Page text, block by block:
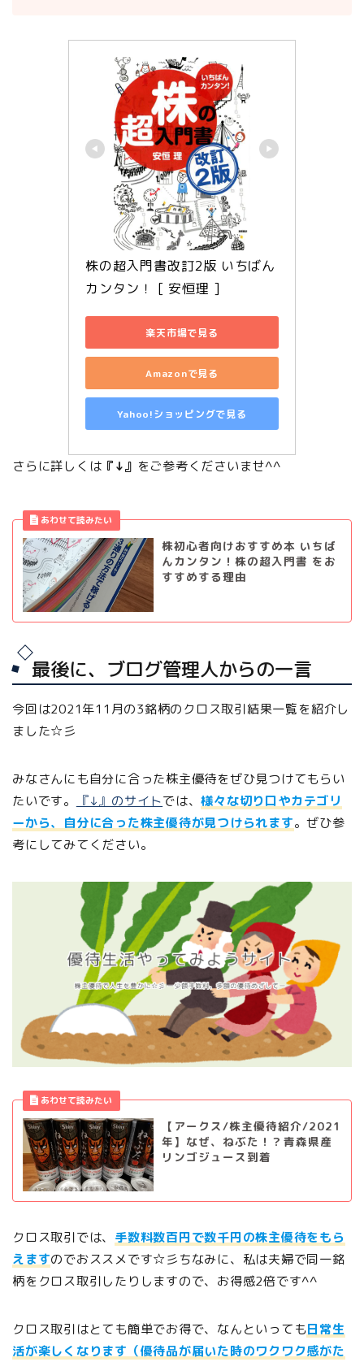
株の超入門書改訂2版 いちばん
カンタン！ [ 安恒理 ]
楽天市場で見る
Amazonで見る
Yahoo!ショッピングで見る
さらに詳しくは 『↓』 をご参考くださいませ^^
株初心者向けおすすめ本 いちば
んカンタン！株の超入門書 をお
すすめする理由
最後に、ブログ管理人からの一言
今回は2021年11月の3銘柄のクロス取引結果一覧を紹介し
ました☆彡
みなさんにも自分に合った株主優待をぜひ見つけてもらい
たいです。
『↓』のサイトでは、様々な切り口やカテゴリ
ーから、自分に合った株主優待が見つけられます。ぜひ参
考にしてみてください。
【アークス/株主優待紹介/2021
年】なぜ、ねぶた！？青森県産
リンゴジュース到着
クロス取引では、 手数料数百円で数千円の株主優待をもら
えますのでおススメです☆彡ちなみに、私は夫婦で同一銘
柄をクロス取引したりしますので、お得感2倍です^^
クロス取引はとても簡単でお得で、なんといっても日常生
活が楽しくなります（優待品が届いた時のワクワク感がた